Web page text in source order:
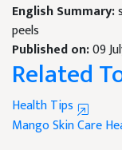
English Summary:
peels
Published on:09
Related
Health Tips
MangoSkin Care